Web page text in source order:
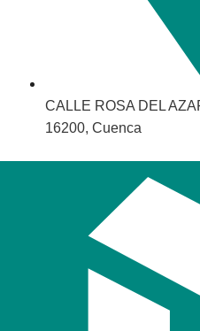
CALLE ROSA DEL
16200, Cuenca